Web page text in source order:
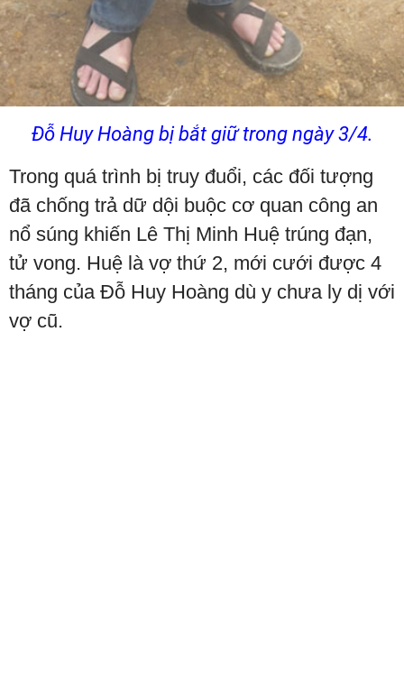
Đỗ Huy Hoàng bị bắt giữ trong ngày 3/4.
Trong quá trình bị truy đuổi, các đối tượng
đã chống trả dữ dội buộc cơ quan công an
nổ súng khiến Lê Thị Minh Huệ trúng đạn,
tử vong. Huệ là vợ thứ 2, mới cưới được 4
tháng của Đỗ Huy Hoàng dù y chưa ly dị với
vợ cũ.